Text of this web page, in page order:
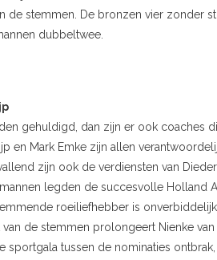
de stemmen. De bronzen vier zonder
dubbeltwee.
gehuldigd, dan zijn er ook coaches
en Mark Emke zijn allen
zijn ook de verdiensten van
legden de succesvolle Holland
roeiliefhebber is
de stemmen prolongeert Nienke van
sportgala tussen de nominaties